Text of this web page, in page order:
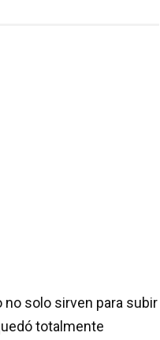
solo sirven para subir
totalmente